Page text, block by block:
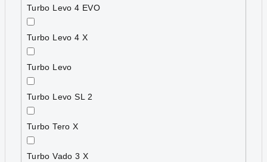
Turbo Levo 4 EVO
Turbo Levo 4 X
Turbo Levo
Turbo Levo SL 2
Turbo Tero X
Turbo Vado 3 X